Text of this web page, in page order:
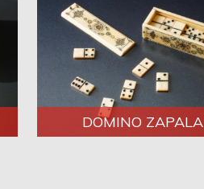
DOMINO ZAPALA